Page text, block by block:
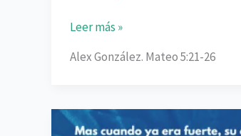
Seamos
Leer más »
Alex González. Mateo 5:21-26